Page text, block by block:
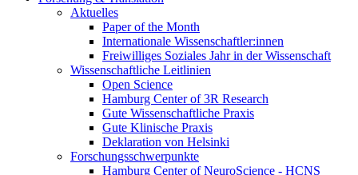
Aktuelles
Paper of the Month
Internationale Wissenschaftler:innen
Freiwilliges Soziales Jahr in der Wissenschaft
Wissenschaftliche Leitlinien
Open Science
Hamburg Center of 3R Research
Gute Wissenschaftliche Praxis
Gute Klinische Praxis
Deklaration von Helsinki
Forschungsschwerpunkte
Hamburg Center of NeuroScience - HCNS